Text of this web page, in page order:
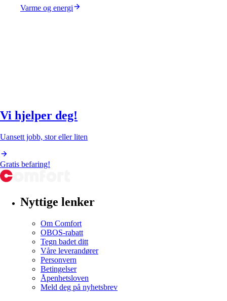
Varme og energi
Vi hjelper deg!
Uansett jobb, stor eller liten
Gratis befaring!
Nyttige lenker
Om Comfort
OBOS-rabatt
Tegn badet ditt
Våre leverandører
Personvern
Betingelser
Åpenhetsloven
Meld deg på nyhetsbrev